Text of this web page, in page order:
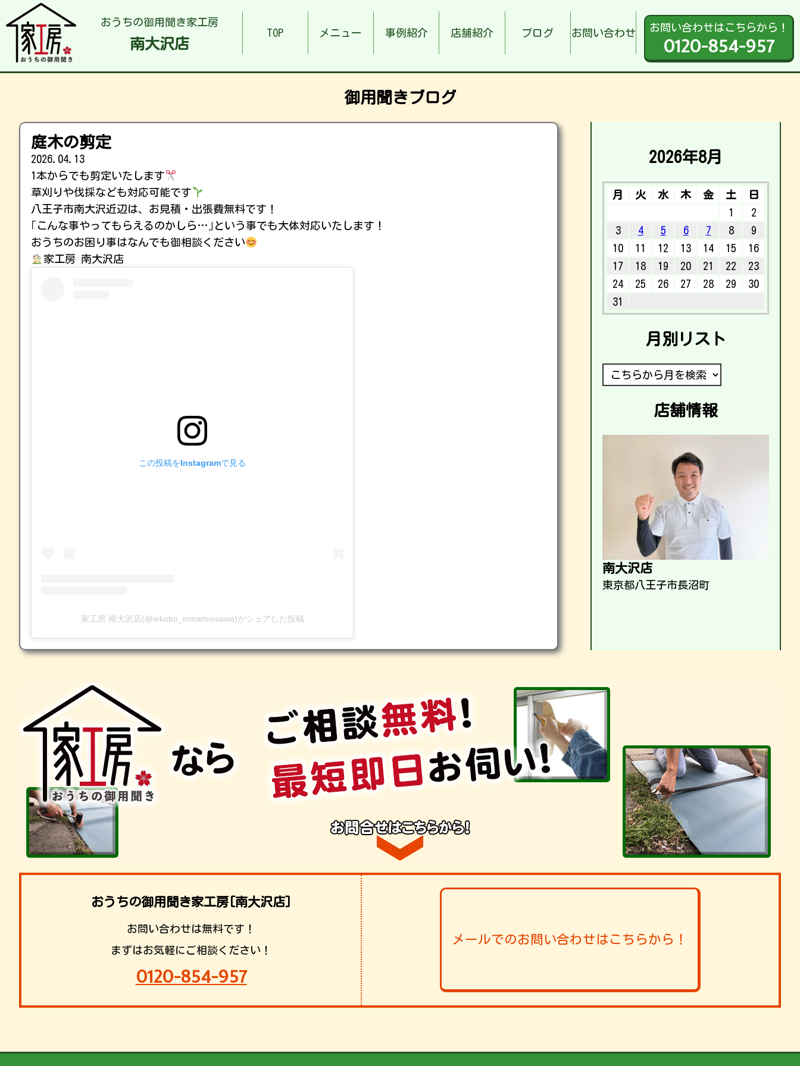
おうちの御用聞き家工房
南大沢店
TOP メニュー 事例紹介 店舗紹介 ブログ お問い合わせ お問い合わせはこちらから！
0120-854-957
御用聞きブログ
庭木の剪定
2026.04.13
1本からでも剪定いたします
草刈りや伐採なども対応可能です
八王子市南大沢近辺は、お見積・出張費無料です！
｢こんな事やってもらえるのかしら…｣という事でも大体対応いたします！
おうちのお困り事はなんでも御相談ください
家工房 南大沢店
この投稿をInstagramで見る
家工房 南大沢店(@iekobo_minamiosawa)がシェアした投稿
2026年8月
月 火 水 木 金 土
日
1
2
3
4 5 6 7 8
9
10
11 12 13 14 15
16
17
18 19 20 21 22
23
24
25 26 27 28 29
30
31
月別リスト
店舗情報
南大沢店
東京都八王子市長沼町
おうちの御用聞き家工房[南大沢店]
お問い合わせは無料です！
まずはお気軽にご相談ください！
0120-854-957
メールでのお問い合わせはこちらから！